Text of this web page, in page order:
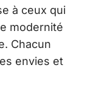
à ceux qui
modernité
Chacun
envies et